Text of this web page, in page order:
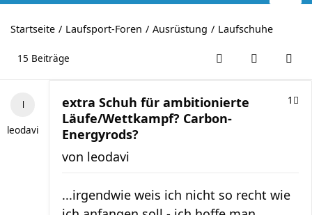
Startseite Laufsport-Foren Ausrüstung Laufschuhe
15 Beiträge
leodavi
extra Schuh für ambitionierte
Läufe/Wettkampf? Carbon-
Energyrods?
1
von leodavi
...irgendwie weis ich nicht so recht wie